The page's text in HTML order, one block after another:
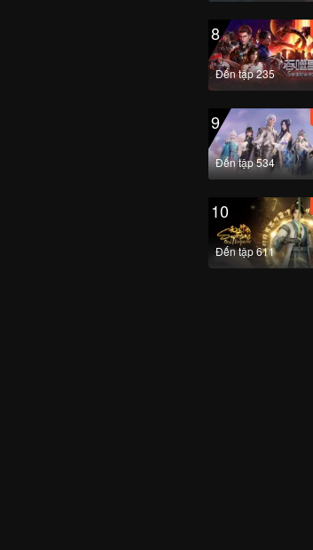
8
Đến tập 235
9
Đến tập 534
10
Đến tập 611